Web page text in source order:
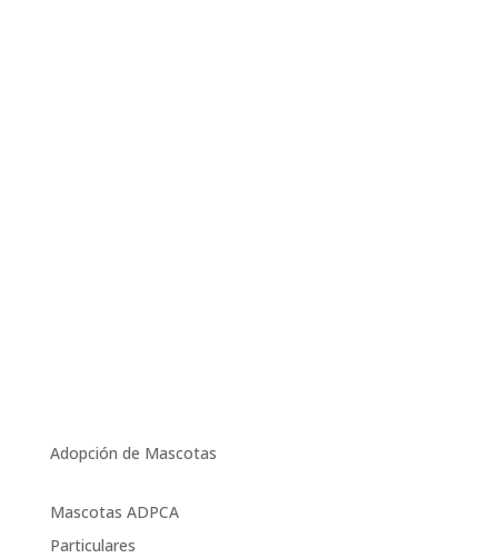
Adopción de Mascotas
Mascotas ADPCA
Particulares